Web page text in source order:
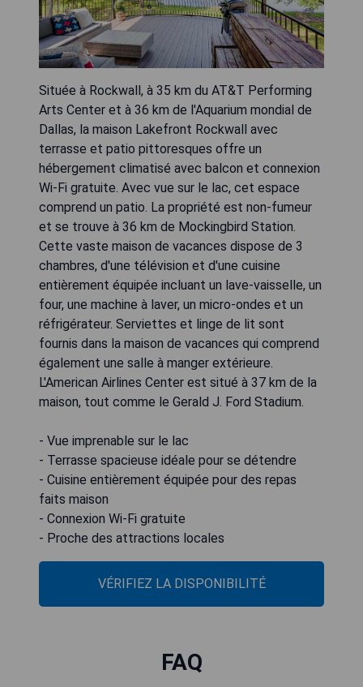
Située à Rockwall, à 35 km du AT&T Performing
Arts Center et à 36 km de l'Aquarium mondial de
Dallas, la maison Lakefront Rockwall avec
terrasse et patio pittoresques offre un
hébergement climatisé avec balcon et connexion
Wi-Fi gratuite. Avec vue sur le lac, cet espace
comprend un patio. La propriété est non-fumeur
et se trouve à 36 km de Mockingbird Station.
Cette vaste maison de vacances dispose de 3
chambres, d'une télévision et d'une cuisine
entièrement équipée incluant un lave-vaisselle, un
four, une machine à laver, un micro-ondes et un
réfrigérateur. Serviettes et linge de lit sont
fournis dans la maison de vacances qui comprend
également une salle à manger extérieure.
L'American Airlines Center est situé à 37 km de la
maison, tout comme le Gerald J. Ford Stadium.
- Vue imprenable sur le lac
- Terrasse spacieuse idéale pour se détendre
- Cuisine entièrement équipée pour des repas
faits maison
- Connexion Wi-Fi gratuite
- Proche des attractions locales
VÉRIFIEZ LA DISPONIBILITÉ
FAQ